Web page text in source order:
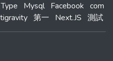
Type Mysql Facebook com
第一 Next.JS 測試